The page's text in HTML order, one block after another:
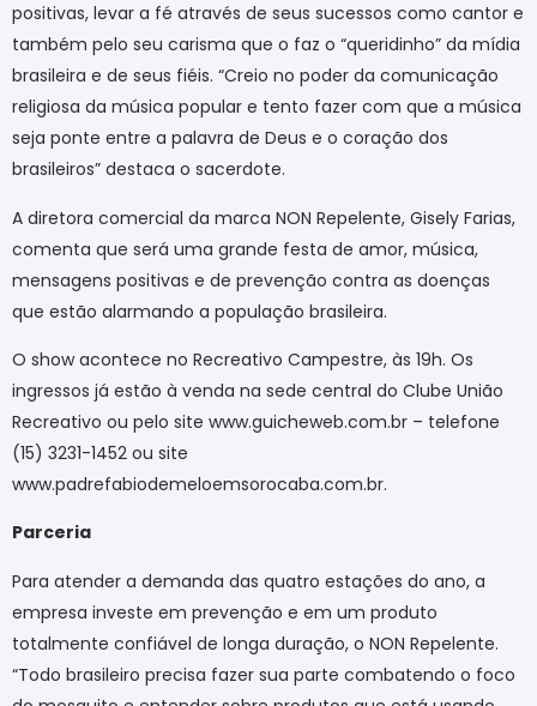
positivas, levar a fé através de seus sucessos como cantor e
também pelo seu carisma que o faz o “queridinho” da mídia
brasileira e de seus fiéis. “Creio no poder da comunicação
religiosa da música popular e tento fazer com que a música
seja ponte entre a palavra de Deus e o coração dos
brasileiros” destaca o sacerdote.
A diretora comercial da marca NON Repelente, Gisely Farias,
comenta que será uma grande festa de amor, música,
mensagens positivas e de prevenção contra as doenças
que estão alarmando a população brasileira.
O show acontece no Recreativo Campestre, às 19h. Os
ingressos já estão à venda na sede central do Clube União
Recreativo ou pelo site www.guicheweb.com.br – telefone
(15) 3231-1452 ou site
www.padrefabiodemeloemsorocaba.com.br.
Parceria
Para atender a demanda das quatro estações do ano, a
empresa investe em prevenção e em um produto
totalmente confiável de longa duração, o NON Repelente.
“Todo brasileiro precisa fazer sua parte combatendo o foco